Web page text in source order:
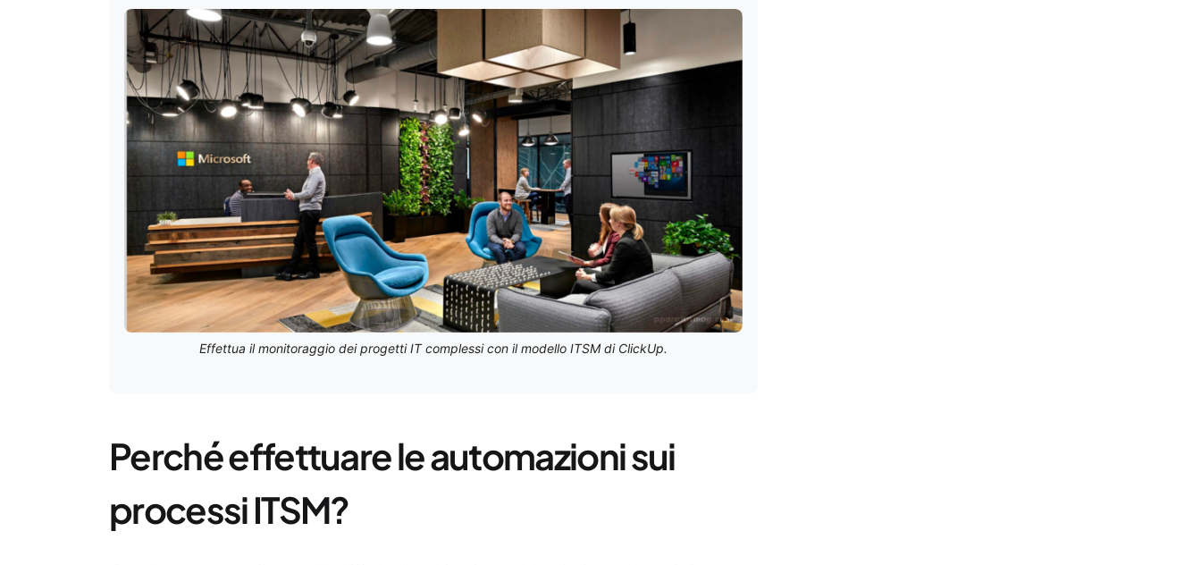
Effettua il monitoraggio dei progetti IT complessi con il modello ITSM di ClickUp.
Perché effettuare le automazioni sui
processi ITSM?